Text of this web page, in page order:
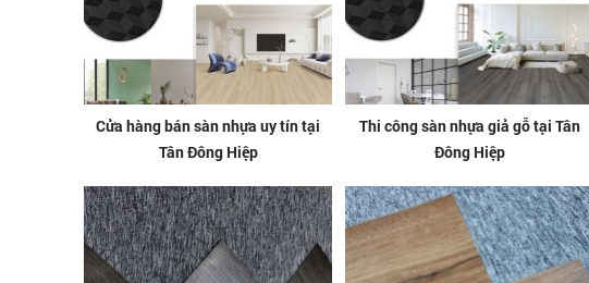
Cửa hàng bán sàn nhựa uy tín tại
Tân Đông Hiệp
Thi công sàn nhựa giả gỗ tại Tân
Đông Hiệp